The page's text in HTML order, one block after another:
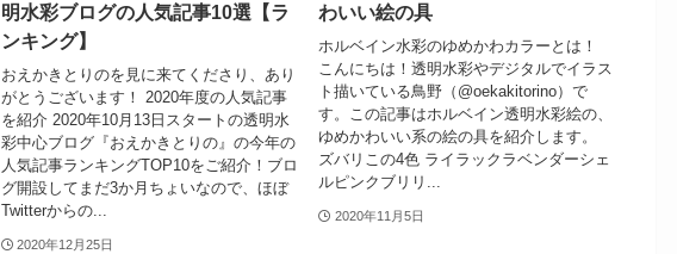
明水彩ブログの人気記事10選【ラ
ンキング】
おえかきとりのを見に来てくださり、あり
がとうございます！ 2020年度の人気記事
を紹介 2020年10月13日スタートの透明水
彩中心ブログ『おえかきとりの』の今年の
人気記事ランキングTOP10をご紹介！ブロ
グ開設してまだ3か月ちょいなので、ほぼ
Twitterからの...
2020年12月25日
わいい絵の具
ホルベイン水彩のゆめかわカラーとは！
こんにちは！透明水彩やデジタルでイラス
ト描いている鳥野（@oekakitorino）で
す。この記事はホルベイン透明水彩絵の、
ゆめかわいい系の絵の具を紹介します。
ズバリこの4色 ライラックラベンダーシェ
ルピンクブリリ...
2020年11月5日